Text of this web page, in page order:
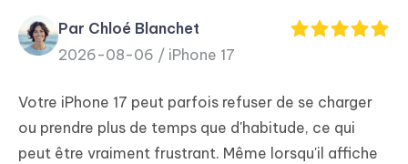
PDNob
PDF
New
iAnyGo
Par Chloé Blanchet
2026-08-06 / iPhone 17
Votre iPhone 17 peut parfois refuser de se charger
ou prendre plus de temps que d'habitude, ce qui
peut être vraiment frustrant. Même lorsqu'il affiche